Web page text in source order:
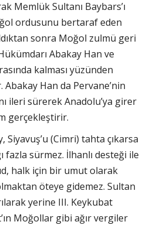
Memlük Sultanı Baybars’ı
ordusunu bertaraf eden
sonra Moğol zulmü geri
Abakay Han ve
kalması yüzünden
Abakay Han da Pervane’nin
ileri sürerek Anadolu’ya girer
gerçekleştirir.
(Cimri) tahta çıkarsa
fazla sürmez. İlhanlı desteği ile
halk için bir umut olarak
öteye gidemez. Sultan
yerine III. Keykubat
Moğollar gibi ağır vergiler